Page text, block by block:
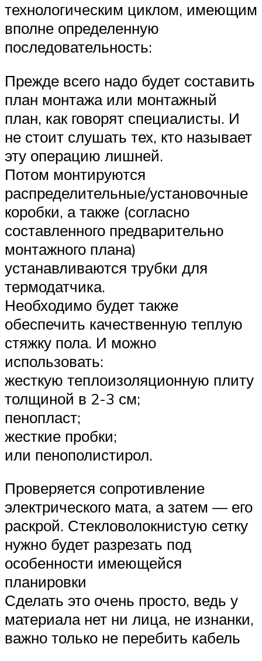
технологическим циклом, имеющим
вполне определенную
последовательность:
Прежде всего надо будет составить
план монтажа или монтажный
план, как говорят специалисты. И
не стоит слушать тех, кто называет
эту операцию лишней.
Потом монтируются
распределительные/установочные
коробки, а также (согласно
составленного предварительно
монтажного плана)
устанавливаются трубки для
термодатчика.
Необходимо будет также
обеспечить качественную теплую
стяжку пола. И можно
использовать:
жесткую теплоизоляционную плиту
толщиной в 2-3 см;
пенопласт;
жесткие пробки;
или пенополистирол.
Проверяется сопротивление
электрического мата, а затем — его
раскрой. Стекловолокнистую сетку
нужно будет разрезать под
особенности имеющейся
планировки
Сделать это очень просто, ведь у
материала нет ни лица, не изнанки,
важно только не перебить кабель